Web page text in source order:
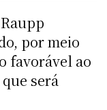
por meio
favorável ao
será